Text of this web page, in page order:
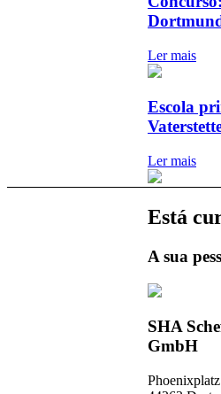
Ler mais
Escola
Ler mais
Está
A sua
SHA
GmbH